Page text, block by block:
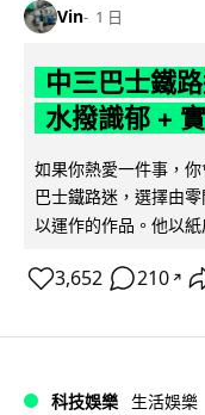
Vin 1 日
中三巴士鐵
水撥識郁 +
如果你熱愛一件事，
巴士鐵路迷，選擇由
以運作的作品。他以
3,652 210 ↗
科技娛樂 生活娛樂